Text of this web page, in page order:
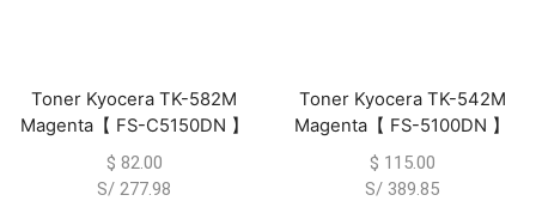
Toner Kyocera TK-582M
Magenta【 FS-C5150DN 】
$ 82.00
S/ 277.98
Toner Kyocera TK-542M
Magenta【 FS-5100DN 】
$ 115.00
S/ 389.85